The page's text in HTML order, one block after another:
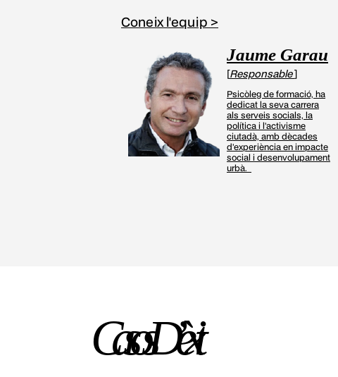
Coneix l'equip >
Jaume Garau
[Responsable]
Psicòleg de formació, ha
dedicat la seva carrera
als serveis socials, la
política i l’activisme
ciutadà, amb dècades
d’experiència en impacte
social i desenvolupament
urbà.
Casos D’èxit